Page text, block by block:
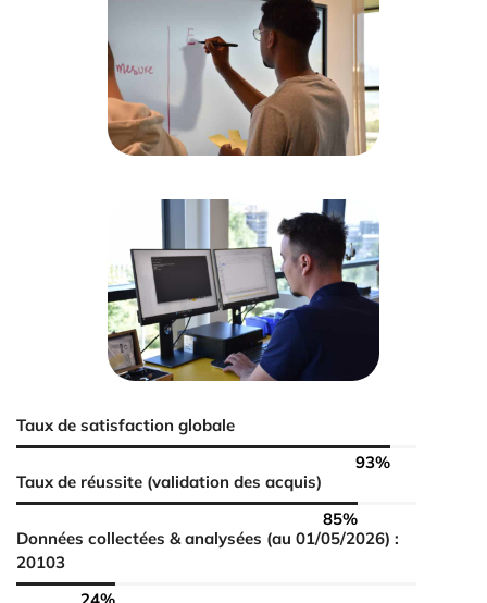
Taux de satisfaction globale
94%
Taux de réussite (validation des acquis)
86%
Données collectées & analysées (au 01/05/2026) :
20103